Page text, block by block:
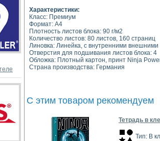
Характеристики:
Класс: Премиум
Формат: A4
Плотность листов блока: 90 г/м2
Количество листов: 80 листов, 160 страниц
Линовка: Линейка, с внутренними
Отверстия для подшивания листов блока: 4
Обложка: Плотный картон, принт Ninja
Страна производства: Германия
С этим товаром рекомендуем
Тетрадь в
Тип: В